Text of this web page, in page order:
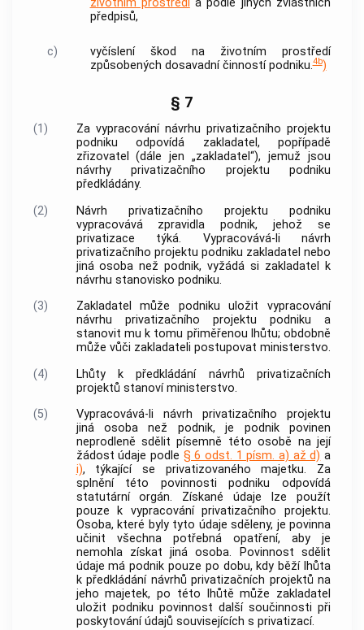
životním prostředí
a podle jiných zvláštních
předpisů,
c)
vyčíslení škod na životním prostředí
způsobených dosavadní činností podniku.4b)
§ 7
(1)
Za vypracování návrhu privatizačního projektu
podniku odpovídá zakladatel, popřípadě
zřizovatel (dále jen „zakladatel“), jemuž jsou
návrhy privatizačního projektu podniku
předkládány.
(2)
Návrh privatizačního projektu podniku
vypracovává zpravidla podnik, jehož se
privatizace týká. Vypracovává-li návrh
privatizačního projektu podniku zakladatel nebo
jiná osoba než podnik, vyžádá si zakladatel k
návrhu stanovisko podniku.
(3)
Zakladatel může podniku uložit vypracování
návrhu privatizačního projektu podniku a
stanovit mu k tomu přiměřenou lhůtu; obdobně
může vůči zakladateli postupovat ministerstvo.
(4)
Lhůty k předkládání návrhů privatizačních
projektů stanoví ministerstvo.
(5)
Vypracovává-li návrh privatizačního projektu
jiná osoba než podnik, je podnik povinen
neprodleně sdělit písemně této osobě na její
žádost údaje podle § 6 odst. 1 písm. a) až d) a
i), týkající se privatizovaného majetku. Za
splnění této povinnosti podniku odpovídá
statutární orgán. Získané údaje lze použít
pouze k vypracování privatizačního projektu.
Osoba, které byly tyto údaje sděleny, je povinna
učinit všechna potřebná opatření, aby je
nemohla získat jiná osoba. Povinnost sdělit
údaje má podnik pouze po dobu, kdy běží lhůta
k předkládání návrhů privatizačních projektů na
jeho majetek, po této lhůtě může zakladatel
uložit podniku povinnost další součinnosti při
poskytování údajů souvisejících s privatizací.